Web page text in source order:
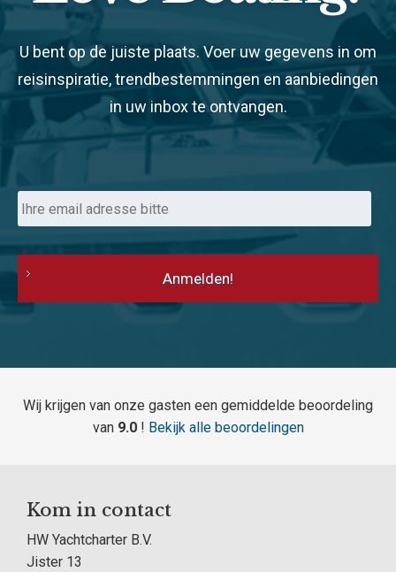
U bent op de juiste plaats. Voer uw gegevens in om
reisinspiratie, trendbestemmingen en aanbiedingen
in uw inbox te ontvangen.
E-
mailadres
Wij krijgen van onze gasten een gemiddelde beoordeling
van 9.0 ! Bekijk alle beoordelingen
Kom in contact
HW Yachtcharter B.V.
Jister 13